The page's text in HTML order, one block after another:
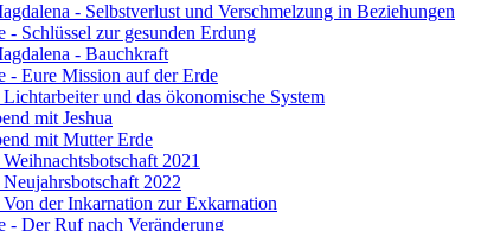
- Selbstverlust und Verschmelzung in Beziehungen
- Schlüssel zur gesunden Erdung
- Bauchkraft
- Eure Mission auf der Erde
Lichtarbeiter und das ökonomische System
mit Jeshua
mit Mutter Erde
Weihnachtsbotschaft 2021
Neujahrsbotschaft 2022
Von der Inkarnation zur Exkarnation
- Der Ruf nach Veränderung